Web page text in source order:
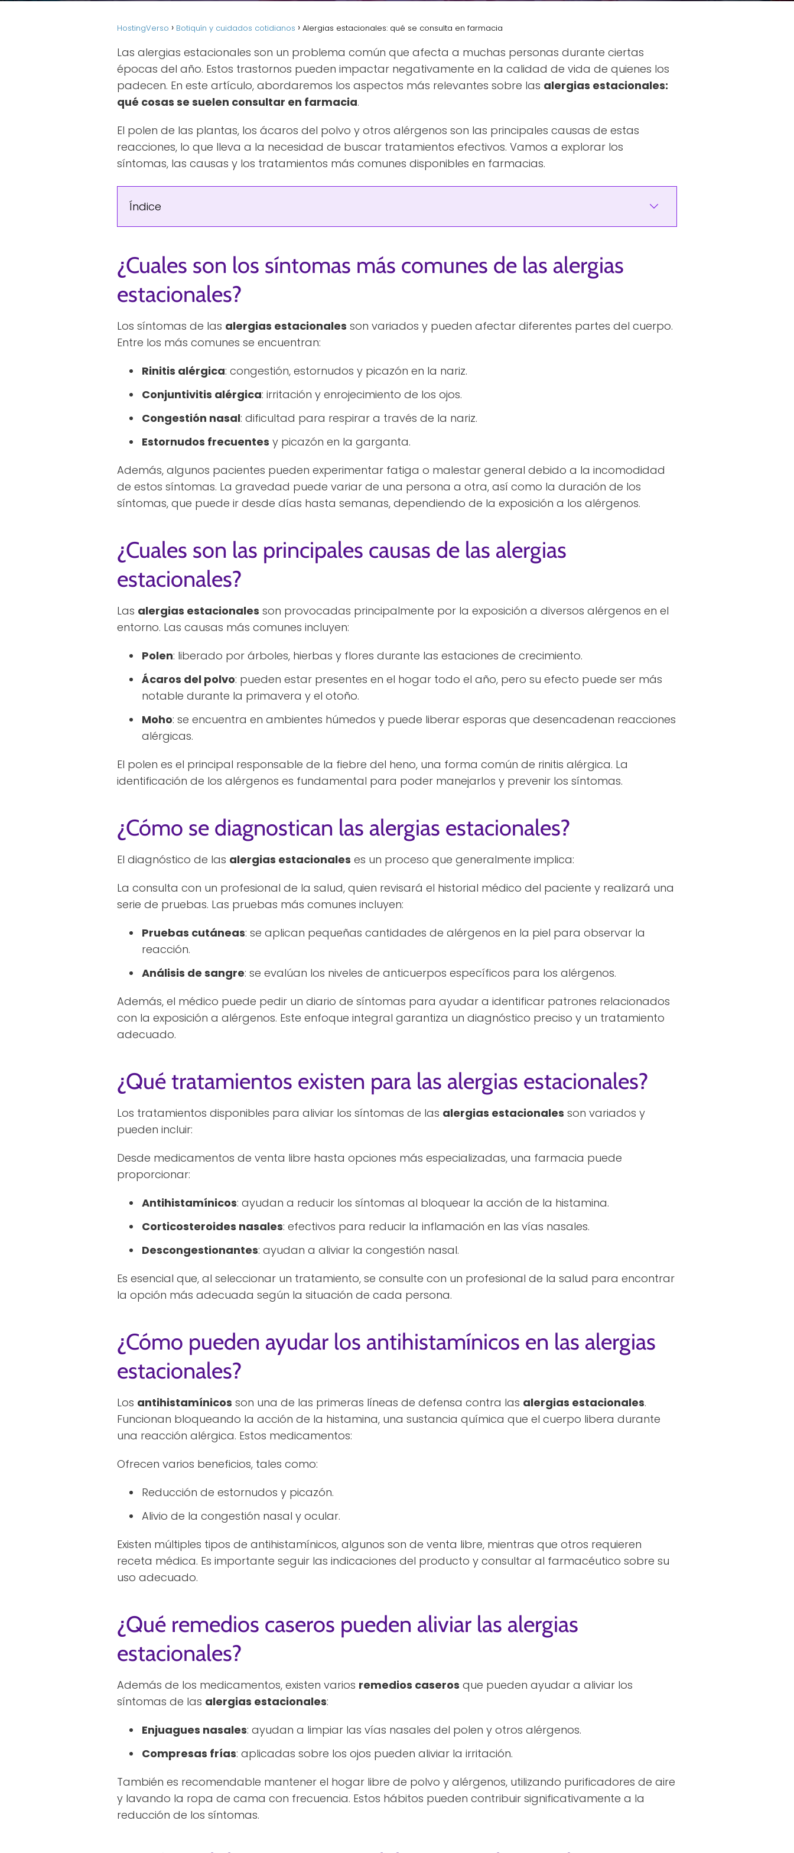
HostingVerso Botiquín y cuidados cotidianos Alergias estacionales: qué se consulta en farmacia
Las alergias estacionales son un problema común que afecta a muchas personas durante ciertas
épocas del año. Estos trastornos pueden impactar negativamente en la calidad de vida de quienes los
padecen. En este artículo, abordaremos los aspectos más relevantes sobre las alergias estacionales:
qué cosas se suelen consultar en farmacia.
El polen de las plantas, los ácaros del polvo y otros alérgenos son las principales causas de estas
reacciones, lo que lleva a la necesidad de buscar tratamientos efectivos. Vamos a explorar los
síntomas, las causas y los tratamientos más comunes disponibles en farmacias.
Índice
¿Cuales son los síntomas más comunes de las alergias
estacionales?
Los síntomas de las alergias estacionales son variados y pueden afectar diferentes partes del cuerpo.
Entre los más comunes se encuentran:
Rinitis alérgica: congestión, estornudos y picazón en la nariz.
Conjuntivitis alérgica: irritación y enrojecimiento de los ojos.
Congestión nasal: dificultad para respirar a través de la nariz.
Estornudos frecuentes y picazón en la garganta.
Además, algunos pacientes pueden experimentar fatiga o malestar general debido a la incomodidad
de estos síntomas. La gravedad puede variar de una persona a otra, así como la duración de los
síntomas, que puede ir desde días hasta semanas, dependiendo de la exposición a los alérgenos.
¿Cuales son las principales causas de las alergias
estacionales?
Las alergias estacionales son provocadas principalmente por la exposición a diversos alérgenos en el
entorno. Las causas más comunes incluyen:
Polen: liberado por árboles, hierbas y flores durante las estaciones de crecimiento.
Ácaros del polvo: pueden estar presentes en el hogar todo el año, pero su efecto puede ser más
notable durante la primavera y el otoño.
Moho: se encuentra en ambientes húmedos y puede liberar esporas que desencadenan reacciones
alérgicas.
El polen es el principal responsable de la fiebre del heno, una forma común de rinitis alérgica. La
identificación de los alérgenos es fundamental para poder manejarlos y prevenir los síntomas.
¿Cómo se diagnostican las alergias estacionales?
El diagnóstico de las alergias estacionales es un proceso que generalmente implica:
La consulta con un profesional de la salud, quien revisará el historial médico del paciente y realizará una
serie de pruebas. Las pruebas más comunes incluyen:
Pruebas cutáneas: se aplican pequeñas cantidades de alérgenos en la piel para observar la
reacción.
Análisis de sangre: se evalúan los niveles de anticuerpos específicos para los alérgenos.
Además, el médico puede pedir un diario de síntomas para ayudar a identificar patrones relacionados
con la exposición a alérgenos. Este enfoque integral garantiza un diagnóstico preciso y un tratamiento
adecuado.
¿Qué tratamientos existen para las alergias estacionales?
Los tratamientos disponibles para aliviar los síntomas de las alergias estacionales son variados y
pueden incluir:
Desde medicamentos de venta libre hasta opciones más especializadas, una farmacia puede
proporcionar:
Antihistamínicos: ayudan a reducir los síntomas al bloquear la acción de la histamina.
Corticosteroides nasales: efectivos para reducir la inflamación en las vías nasales.
Descongestionantes: ayudan a aliviar la congestión nasal.
Es esencial que, al seleccionar un tratamiento, se consulte con un profesional de la salud para encontrar
la opción más adecuada según la situación de cada persona.
¿Cómo pueden ayudar los antihistamínicos en las alergias
estacionales?
Los antihistamínicos son una de las primeras líneas de defensa contra las alergias estacionales.
Funcionan bloqueando la acción de la histamina, una sustancia química que el cuerpo libera durante
una reacción alérgica. Estos medicamentos:
Ofrecen varios beneficios, tales como:
Reducción de estornudos y picazón.
Alivio de la congestión nasal y ocular.
Existen múltiples tipos de antihistamínicos, algunos son de venta libre, mientras que otros requieren
receta médica. Es importante seguir las indicaciones del producto y consultar al farmacéutico sobre su
uso adecuado.
¿Qué remedios caseros pueden aliviar las alergias
estacionales?
Además de los medicamentos, existen varios remedios caseros que pueden ayudar a aliviar los
síntomas de las alergias estacionales:
Enjuagues nasales: ayudan a limpiar las vías nasales del polen y otros alérgenos.
Compresas frías: aplicadas sobre los ojos pueden aliviar la irritación.
También es recomendable mantener el hogar libre de polvo y alérgenos, utilizando purificadores de aire
y lavando la ropa de cama con frecuencia. Estos hábitos pueden contribuir significativamente a la
reducción de los síntomas.